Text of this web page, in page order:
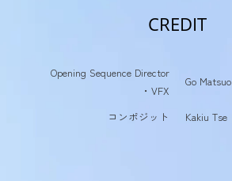
CREDIT
Opening Sequence Director
・VFX
Go Matsuo
コンポジット Kakiu Tse